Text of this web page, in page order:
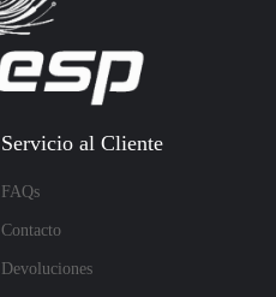
Servicio al Cliente
FAQs
Contacto
Devoluciones